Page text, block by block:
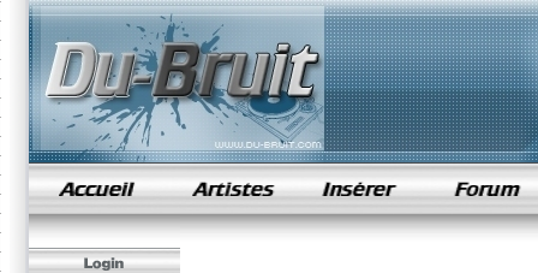
samples de rap